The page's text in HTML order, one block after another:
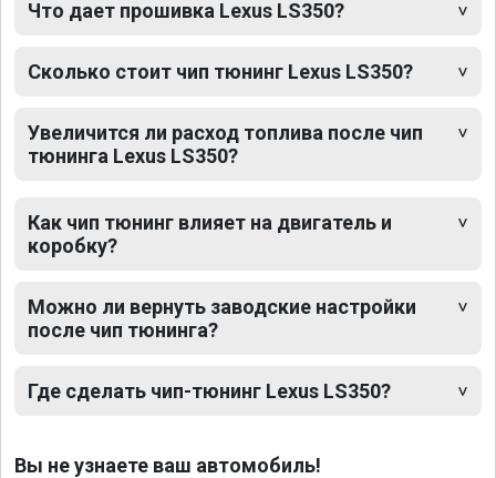
Что дает прошивка Lexus LS350?
Сколько стоит чип тюнинг Lexus LS350?
Увеличится ли расход топлива после чип
тюнинга Lexus LS350?
Как чип тюнинг влияет на двигатель и
коробку?
Можно ли вернуть заводские настройки
после чип тюнинга?
Где сделать чип-тюнинг Lexus LS350?
Вы не узнаете ваш автомобиль!